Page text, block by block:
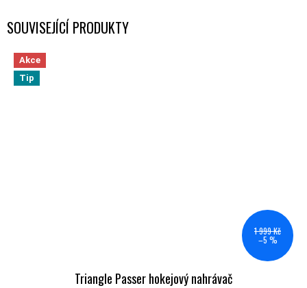
SOUVISEJÍCÍ PRODUKTY
Akce
Tip
1 999 Kč
–5 %
Triangle Passer hokejový nahrávač